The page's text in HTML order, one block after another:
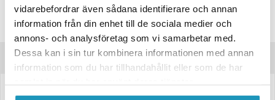
vidarebefordrar även sådana identifierare och annan
information från din enhet till de sociala medier och
annons- och analysföretag som vi samarbetar med.
Dessa kan i sin tur kombinera informationen med annan
information som du har tillhandahållit eller som de har
Spara produkt
Frågor om produkten?
Produktinformation
Reservglas Radex Vä 220x140x20 (till 3010302)